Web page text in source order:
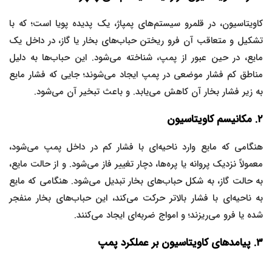
کاویتاسیون، در قلمرو سیستم‌های پمپاژ، یک پدیده پویا است؛ که با
تشکیل و متعاقب آن فرو ریختن حباب‌های بخار یا گاز، در داخل یک
مایع، در حین عبور از پمپ، شناخته می‌شود. این حباب‌ها به دلیل
مناطق کم فشار موضعی در پمپ ایجاد می‌شوند؛ جایی که فشار مایع
به زیر فشار بخار آن کاهش می‌یابد. و باعث تبخیر آن می‌شود.
۲. مکانیسم کاویتاسیون
هنگامی که مایع وارد ناحیه‌ای با فشار کم در داخل پمپ می‌شود،
معمولاً نزدیک پروانه یا پره‌ها، دچار تغییر فاز می‌شود. و از حالت مایع،
به حالت گاز، به شکل حباب‌های بخار تبدیل می‌شود. هنگامی که مایع
به ناحیه‌ای با فشار بالاتر حرکت می‌کند، این حباب‌های بخار منفجر
شده یا فرو می‌ریزند؛ و امواج ضربه‌ای ایجاد می‌کنند.
۳. پیامدهای کاویتاسیون بر عملکرد پمپ